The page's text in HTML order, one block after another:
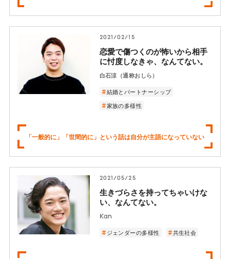
2021/02/15
恋愛で傷つくのが怖いから相手
に忖度しなきゃ、なんてない。
白石涼（通称おしら）
結婚とパートナーシップ
家族の多様性
「一般的に」「世間的に」という話は自分が主語になっていない
2021/05/25
生きづらさを持ってちゃいけな
い、なんてない。
Kan
ジェンダーの多様性 共生社会